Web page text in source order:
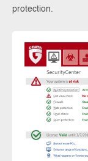
protection.